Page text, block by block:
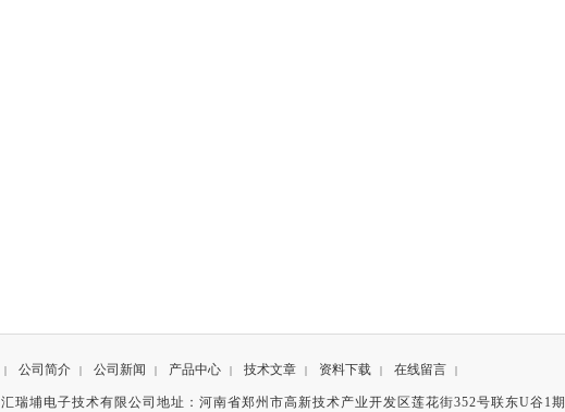
| 公司简介 | 公司新闻 | 产品中心 | 技术文章 | 资料下载 | 在线留言 |
瑞埔电子技术有限公司地址：河南省郑州市高新技术产业开发区莲花街352号联东U谷1期